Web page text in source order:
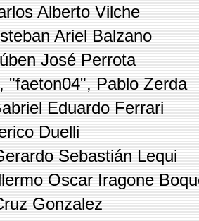
Alberto Vilche
Ariel Balzano
José Perrota
"faeton04", Pablo Zerda
Eduardo Ferrari
Duelli
Sebastián Lequi
Oscar Iragone
Gonzalez